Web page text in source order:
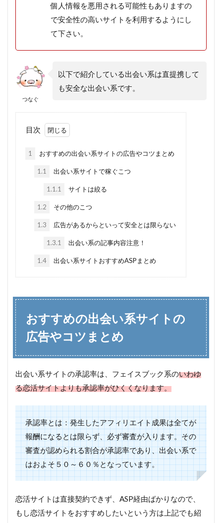
個人情報を悪用される可能性もありますの
で安全性の高いサイトを利用するようにし
て下さい。
つなぐ
以下で紹介している出会い系は直提携して
も安全な出会い系です。
目次
1 おすすめの出会い系サイトの広告やコツまとめ
1.1 出会い系サイトで稼ぐこつ
1.1.1 サイトは絞る
1.2 その他のこつ
1.3 広告があるからといって安全とは限らない
1.3.1 出会い系の記事内容注意！
1.4 出会い系サイトおすすめASPまとめ
おすすめの出会い系サイトの
広告やコツまとめ
出会い系サイトの承認率は、フェイスブック系のいわゆ
る恋活サイトよりも承認率がひくくなります。
承認率とは：発生したアフィリエイト成果は全てが
報酬になるとは限らず、必ず審査が入ります。その
審査が認められる割合が承認率であり、出会い系で
はおよそ５０～６０％となっています。
恋活サイトは直接契約できず、ASP経由ばかりなので、
もし恋活サイトをおすすめしたいという方は上記でも紹